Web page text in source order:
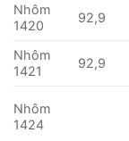
Nhôm
1420
92,9
Nhôm
1421
92,9
Nhôm
1424